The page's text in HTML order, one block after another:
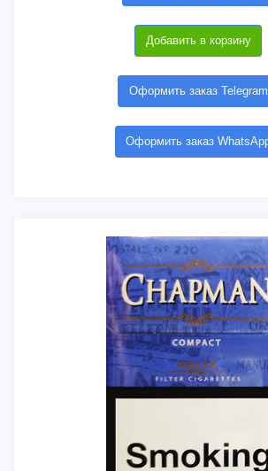
Добавить в корзину
Оформить заказ Telegram
Оформить заказ